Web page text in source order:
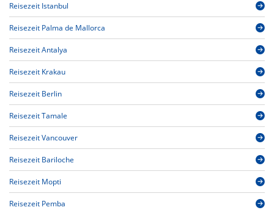
Reisezeit Istanbul
Reisezeit Palma de Mallorca
Reisezeit Antalya
Reisezeit Krakau
Reisezeit Berlin
Reisezeit Tamale
Reisezeit Vancouver
Reisezeit Bariloche
Reisezeit Mopti
Reisezeit Pemba